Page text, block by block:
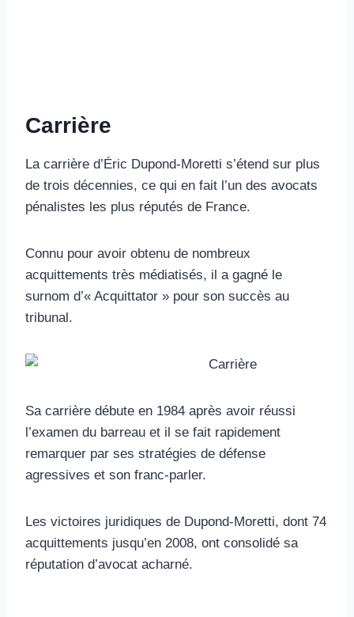
Carrière
La carrière d’Éric Dupond-Moretti s’étend sur plus
de trois décennies, ce qui en fait l’un des avocats
pénalistes les plus réputés de France.
Connu pour avoir obtenu de nombreux
acquittements très médiatisés, il a gagné le
surnom d’« Acquittator » pour son succès au
tribunal.
Sa carrière débute en 1984 après avoir réussi
l’examen du barreau et il se fait rapidement
remarquer par ses stratégies de défense
agressives et son franc-parler.
Les victoires juridiques de Dupond-Moretti, dont 74
acquittements jusqu’en 2008, ont consolidé sa
réputation d’avocat acharné.